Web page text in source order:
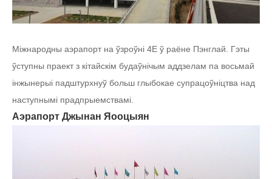
Міжнародны аэрапорт на ўзроўні 4E ў раёне Пэнглай. Гэты
ўступны праект з кітайскім будаўнічым аддзелам па восьмай
інжынерыі падштурхнуў больш глыбокае супрацоўніцтва над
наступнымі прадпрыемствамі.
Аэрапорт Джынан Яооцыян